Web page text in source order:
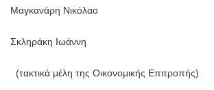
Μαγκανάρη Νικόλαο
Σκληράκη Ιωάννη
(τακτικά μέλη της Οικονομικής Επιτροπής)